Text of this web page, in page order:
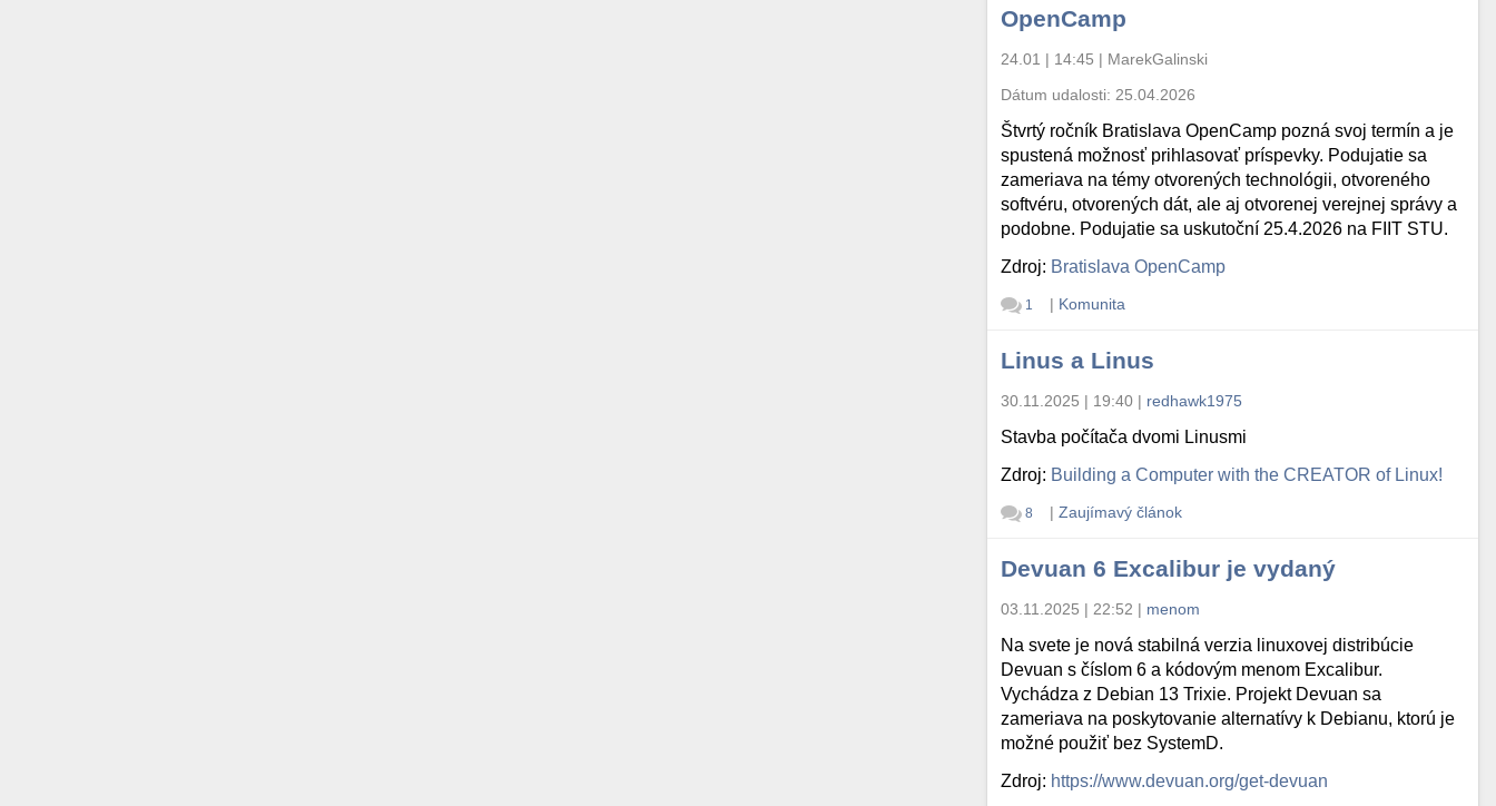
OpenCamp
24.01 | 14:45 | MarekGalinski
Dátum udalosti: 25.04.2026
Štvrtý ročník Bratislava OpenCamp pozná svoj termín a je
spustená možnosť prihlasovať príspevky. Podujatie sa
zameriava na témy otvorených technológii, otvoreného
softvéru, otvorených dát, ale aj otvorenej verejnej správy a
podobne. Podujatie sa uskutoční 25.4.2026 na FIIT STU.
Zdroj: Bratislava OpenCamp
1 | Komunita
Linus a Linus
30.11.2025 | 19:40 | redhawk1975
Stavba počítača dvomi Linusmi
Zdroj: Building a Computer with the CREATOR of Linux!
8 | Zaujímavý článok
Devuan 6 Excalibur je vydaný
03.11.2025 | 22:52 | menom
Na svete je nová stabilná verzia linuxovej distribúcie
Devuan s číslom 6 a kódovým menom Excalibur.
Vychádza z Debian 13 Trixie. Projekt Devuan sa
zameriava na poskytovanie alternatívy k Debianu, ktorú je
možné použiť bez SystemD.
Zdroj: https://www.devuan.org/get-devuan